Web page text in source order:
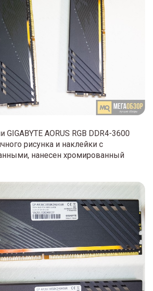
GIGABYTE AORUS RGB DDR4-3600
рисунка и наклейки с
нанесен хромированный